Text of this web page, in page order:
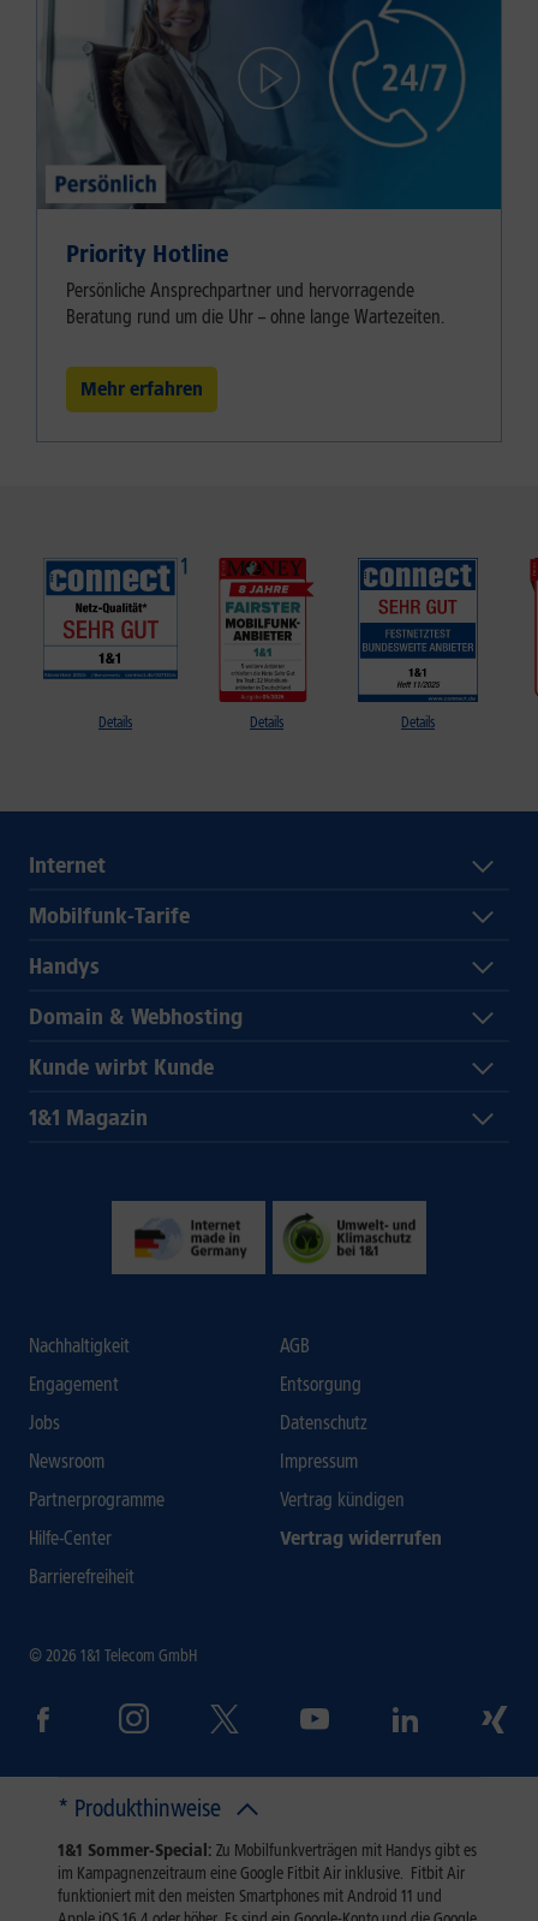
Priority Hotline
Persönliche Ansprechpartner und hervorragende
Beratung rund um die Uhr – ohne lange Wartezeiten.
Mehr erfahren
Details Details Details
Internet
Mobilfunk-Tarife
Handys
Domain & Webhosting
Kunde wirbt Kunde
1&1 Magazin
Nachhaltigkeit
Engagement
Jobs
Newsroom
Partnerprogramme
Hilfe-Center
Barrierefreiheit
AGB
Entsorgung
Datenschutz
Impressum
Vertrag kündigen
Vertrag widerrufen
© 2026 1&1 Telecom GmbH